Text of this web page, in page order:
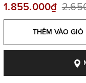
1.855.000₫
THÊM VÀO GIỎ